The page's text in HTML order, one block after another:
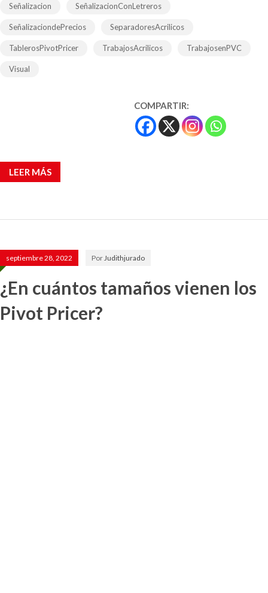
Señalizacion SeñalizacionConLetreros
SeñalizaciondePrecios SeparadoresAcrilicos
TablerosPivotPricer TrabajosAcrilicos TrabajosenPVC
Visual
COMPARTIR:
LEER MÁS
septiembre 28, 2022 Por Judithjurado
¿En cuántos tamaños vienen los
Pivot Pricer?